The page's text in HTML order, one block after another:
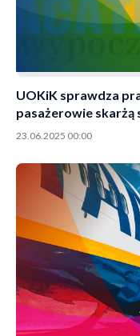
UOKiK sprawdza
pasażerowie skarżą
podręcznego
23.06.2025 00:00